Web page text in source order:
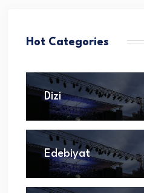
Hot Categories
Dizi
Edebiyat